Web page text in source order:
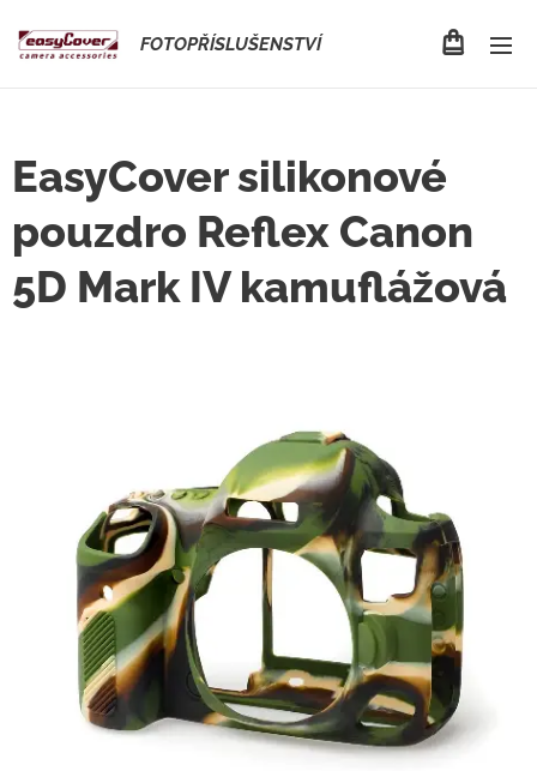
FOTOPŘÍSLUŠENSTVÍ
EasyCover silikonové
pouzdro Reflex Canon
5D Mark IV kamuflážová